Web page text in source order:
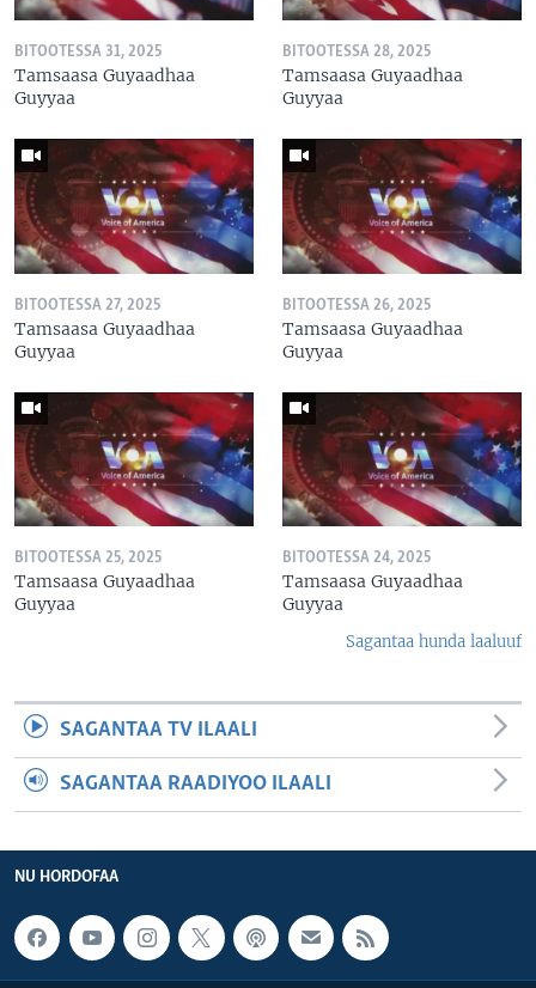
BITOOTESSA 31, 2025
Tamsaasa Guyaadhaa
Guyyaa
BITOOTESSA 28, 2025
Tamsaasa Guyaadhaa
Guyyaa
BITOOTESSA 27, 2025
Tamsaasa Guyaadhaa
Guyyaa
BITOOTESSA 26, 2025
Tamsaasa Guyaadhaa
Guyyaa
BITOOTESSA 25, 2025
Tamsaasa Guyaadhaa
Guyyaa
BITOOTESSA 24, 2025
Tamsaasa Guyaadhaa
Guyyaa
Sagantaa hunda laaluuf
SAGANTAA TV ILAALI
SAGANTAA RAADIYOO ILAALI
NU HORDOFAA